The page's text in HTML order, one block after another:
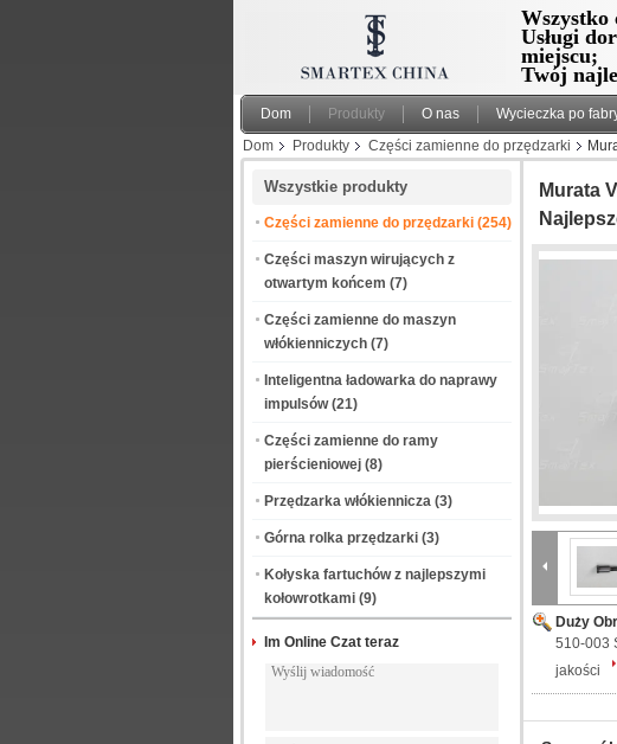
Wszystko
Usługi
miejscu;
Twój
Dom Produkty O nas Wycieczka po
Dom
Produkty Części zamienne do przędzarki
Wszystkie produkty
Części zamienne do przędzarki (254)
Części maszyn wirujących z
otwartym końcem (7)
Części zamienne do maszyn
włókienniczych (7)
Inteligentna ładowarka do naprawy
impulsów (21)
Części zamienne do ramy
pierścieniowej (8)
Przędzarka włókiennicza (3)
Górna rolka przędzarki (3)
Kołyska fartuchów z najlepszymi
kołowrotkami (9)
Im Online Czat teraz
Murata
Duży
510-003
jakości